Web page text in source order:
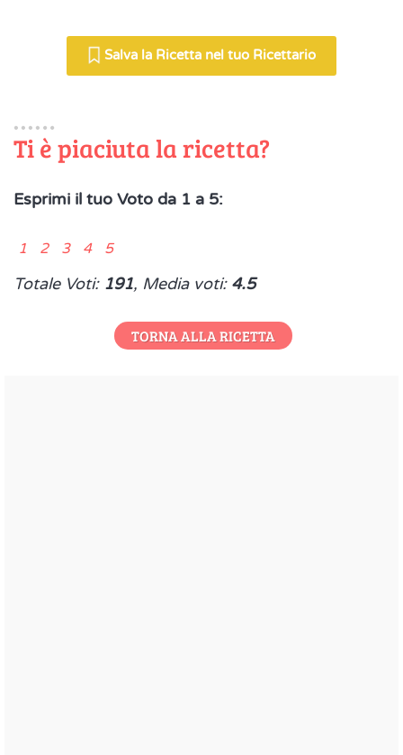
Salva la Ricetta nel tuo Ricettario
Ti è piaciuta la ricetta?
Esprimi il tuo Voto da 1 a 5:
1 2 3 4 5
Totale Voti: 191, Media voti: 4.5
TORNA ALLA RICETTA